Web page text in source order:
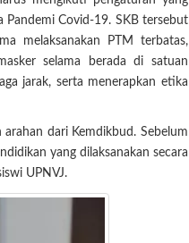
Pandemi Covid-19. SKB tersebut
melaksanakan PTM terbatas,
selama berada di satuan
jarak, serta menerapkan etika
dari Kemdikbud. Sebelum
yang dilaksanakan secara
UPNVJ.